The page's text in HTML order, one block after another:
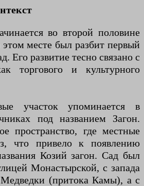
во второй половине
месте был разбит первый
Его развитие тесно связано с
торгового и культурного
участок упоминается в
под названием Загон.
пространство, где местные
что привело к появлению
Козий загон. Сад был
Монастырской, с запада
(притока Камы), а с